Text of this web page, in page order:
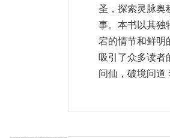
圣，探索灵脉奥
事。本书以其独
宕的情节和鲜明
吸引了众多读者
问仙，破境问道